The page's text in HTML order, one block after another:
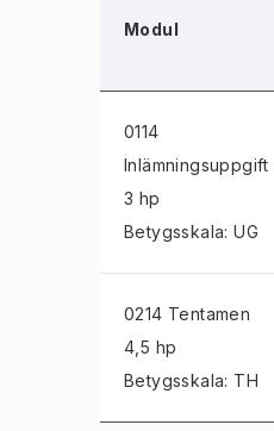
Modul
0114
Inlämningsuppgift
3 hp
Betygsskala: UG
0214 Tentamen
4,5 hp
Betygsskala: TH